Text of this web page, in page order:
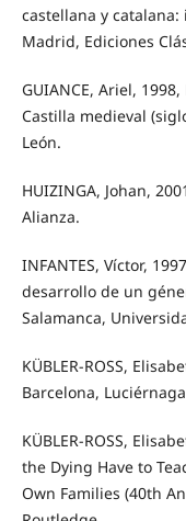
castellana y
Madrid, Ediciones
GUIANCE, Ariel,
Castilla medieval
León.
HUIZINGA, Johan,
Alianza.
INFANTES, Víctor,
desarrollo de un
Salamanca,
KÜBLER-ROSS,
Barcelona,
KÜBLER-ROSS,
the Dying Have to
Own Families (40th